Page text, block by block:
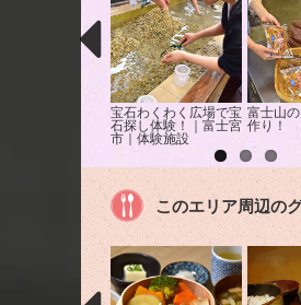
宝石わくわく広場で宝
石探し体験！｜富士宮
市｜体験施設
富士山
作り！
このエリア周辺の